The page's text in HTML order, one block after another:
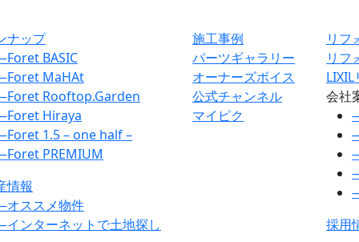
ナップ
Foret BASIC
Foret MaHAt
Foret Rooftop.Garden
Foret Hiraya
Foret 1.5 – one half –
Foret PREMIUM
情報
オススメ物件
インターネットで土地探し
施工事例
パーツギャラリー
オーナーズボイス
公式チャンネル
マイピク
リフ
リフ
会社
採用